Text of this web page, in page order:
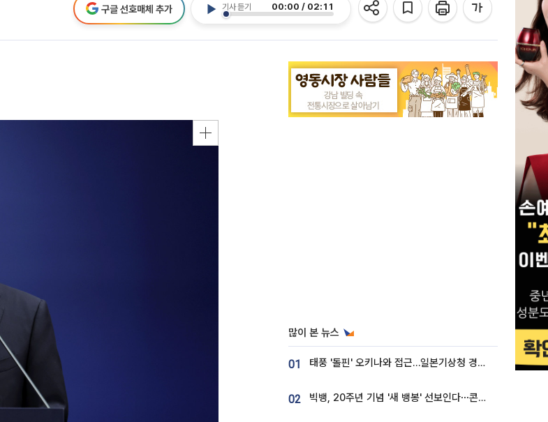
기사 듣기 00:00 / 02:11
구글 선호매체 추가
많이 본 뉴스
01 태풍 '돌핀' 오키나와 접근…일본기상청 경로 업데이트
02 빅뱅, 20주년 기념 '새 뱅봉' 선보인다⋯콘서트 앞두고 팝업 개최